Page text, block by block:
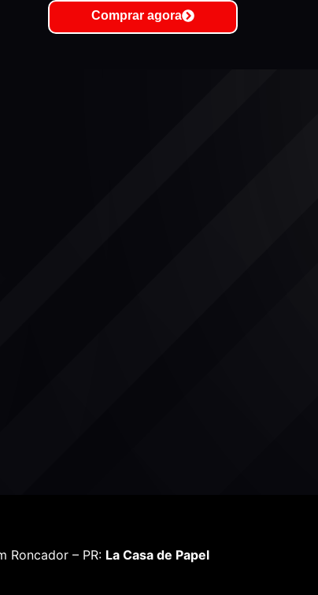
Comprar agora
Roncador – PR: La Casa de Papel